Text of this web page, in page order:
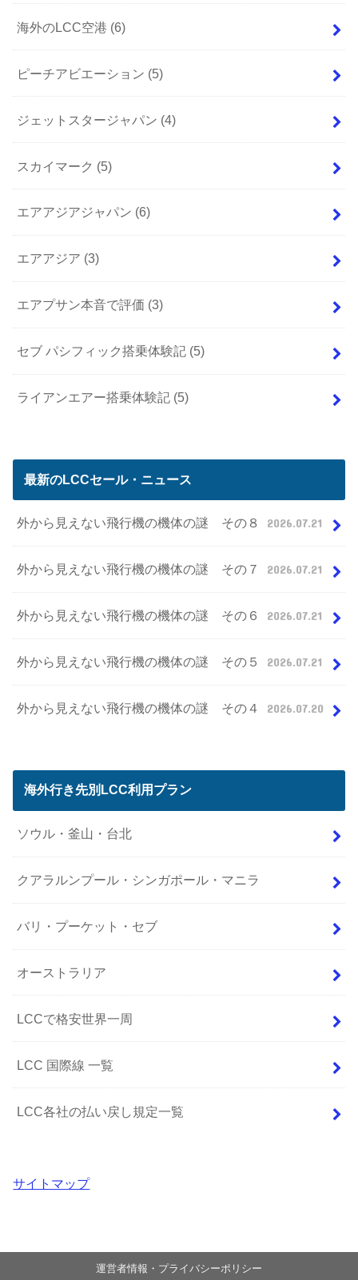
海外のLCC空港 (6)
ピーチアビエーション (5)
ジェットスタージャパン (4)
スカイマーク (5)
エアアジアジャパン (6)
エアアジア (3)
エアプサン本音で評価 (3)
セブ パシフィック搭乗体験記 (5)
ライアンエアー搭乗体験記 (5)
最新のLCCセール・ニュース
外から見えない飛行機の機体の謎 その８ 2026.07.21
外から見えない飛行機の機体の謎 その７ 2026.07.21
外から見えない飛行機の機体の謎 その６ 2026.07.21
外から見えない飛行機の機体の謎 その５ 2026.07.21
外から見えない飛行機の機体の謎 その４ 2026.07.20
海外行き先別LCC利用プラン
ソウル・釜山・台北
クアラルンプール・シンガポール・マニラ
バリ・プーケット・セブ
オーストラリア
LCCで格安世界一周
LCC 国際線 一覧
LCC各社の払い戻し規定一覧
サイトマップ
運営者情報・プライバシーポリシー